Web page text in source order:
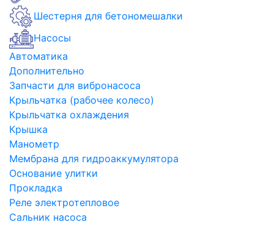
Шестерня для бетономешалки
Насосы
Автоматика
Дополнительно
Запчасти для вибронасоса
Крыльчатка (рабочее колесо)
Крыльчатка охлаждения
Крышка
Манометр
Мембрана для гидроаккумулятора
Основание улитки
Прокладка
Реле электротепловое
Сальник насоса